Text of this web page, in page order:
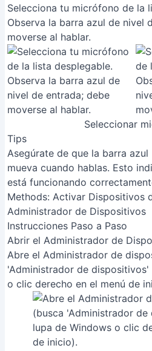
Selecciona tu micrófono de la
Observa la barra azul de nivel
moverse al hablar.
Seleccionar
Tips
Asegúrate de que la barra
mueva cuando hablas. Esto
está funcionando
Methods: Activar Dispositivos
Administrador de Dispositivos
Instrucciones Paso a Paso
Abrir el Administrador de
Abre el Administrador de
'Administrador de
o clic derecho en el menú de